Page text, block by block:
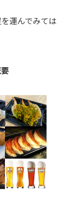
運んでみては